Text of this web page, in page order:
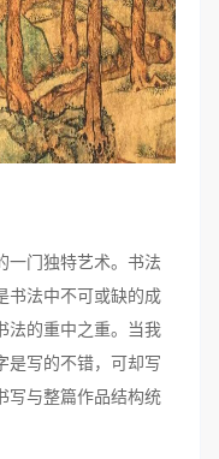
门独特艺术。书法
书法中不可或缺的成
法的重中之重。当我
是写的不错，可却写
写与整篇作品结构统